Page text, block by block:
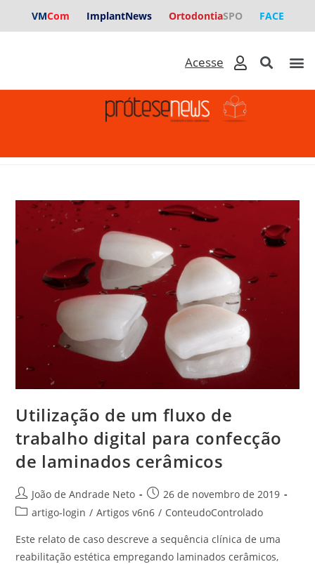
VMCom ImplantNews OrtodontiaSPO FACE
Utilização de um fluxo de
trabalho digital para confecção
de laminados cerâmicos
João de Andrade Neto
26 de novembro de 2019
artigo-login / Artigos v6n6 / ConteudoControlado
Este relato de caso descreve a sequência clínica de uma
reabilitação estética empregando laminados cerâmicos,